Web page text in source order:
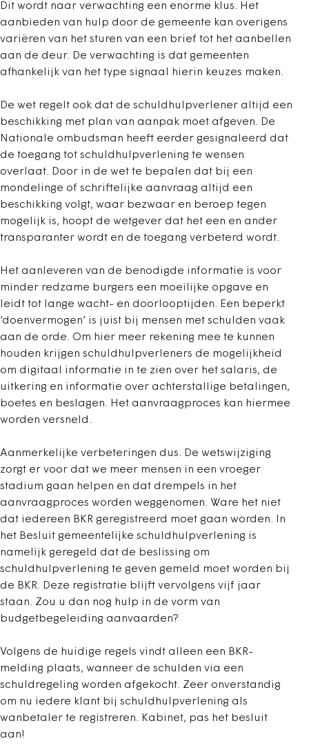
Dit wordt naar verwachting een enorme klus. Het
aanbieden van hulp door de gemeente kan overigens
variëren van het sturen van een brief tot het aanbellen
aan de deur. De verwachting is dat gemeenten
afhankelijk van het type signaal hierin keuzes maken.
De wet regelt ook dat de schuldhulpverlener altijd een
beschikking met plan van aanpak moet afgeven. De
Nationale ombudsman heeft eerder gesignaleerd dat
de toegang tot schuldhulpverlening te wensen
overlaat. Door in de wet te bepalen dat bij een
mondelinge of schriftelijke aanvraag altijd een
beschikking volgt, waar bezwaar en beroep tegen
mogelijk is, hoopt de wetgever dat het een en ander
transparanter wordt en de toegang verbeterd wordt.
Het aanleveren van de benodigde informatie is voor
minder redzame burgers een moeilijke opgave en
leidt tot lange wacht- en doorlooptijden. Een beperkt
‘doenvermogen’ is juist bij mensen met schulden vaak
aan de orde. Om hier meer rekening mee te kunnen
houden krijgen schuldhulpverleners de mogelijkheid
om digitaal informatie in te zien over het salaris, de
uitkering en informatie over achterstallige betalingen,
boetes en beslagen. Het aanvraagproces kan hiermee
worden versneld.
Aanmerkelijke verbeteringen dus. De wetswijziging
zorgt er voor dat we meer mensen in een vroeger
stadium gaan helpen en dat drempels in het
aanvraagproces worden weggenomen. Ware het niet
dat iedereen BKR geregistreerd moet gaan worden. In
het Besluit gemeentelijke schuldhulpverlening is
namelijk geregeld dat de beslissing om
schuldhulpverlening te geven gemeld moet worden bij
de BKR. Deze registratie blijft vervolgens vijf jaar
staan. Zou u dan nog hulp in de vorm van
budgetbegeleiding aanvaarden?
Volgens de huidige regels vindt alleen een BKR-
melding plaats, wanneer de schulden via een
schuldregeling worden afgekocht. Zeer onverstandig
om nu iedere klant bij schuldhulpverlening als
wanbetaler te registreren. Kabinet, pas het besluit
aan!